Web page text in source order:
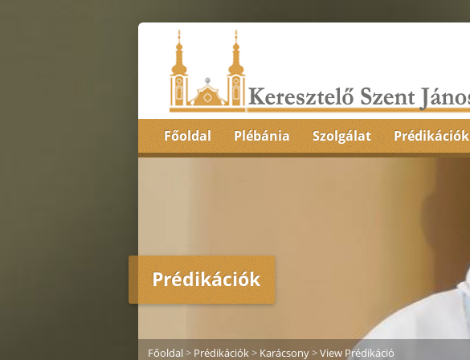
Főoldal Plébánia Szolgálat Prédikációk
Prédikációk
Főoldal> Prédikációk> Karácsony>View Prédikáció